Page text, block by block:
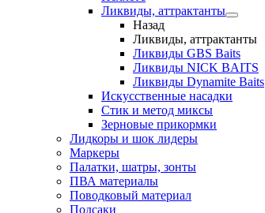
Ликвиды, аттрактанты
Назад
Ликвиды, аттрактанты
Ликвиды GBS Baits
Ликвиды NICK BAITS
Ликвиды Dynamite Baits
Искусственные насадки
Стик и метод миксы
Зерновые прикормки
Лидкоры и шок лидеры
Маркеры
Палатки, шатры, зонты
ПВА материалы
Поводковый материал
Подсаки